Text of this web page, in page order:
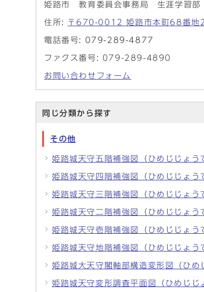
姫路市 教育委員会事務局 生涯学習
住所: 〒670-0012 姫路市本町68番地
電話番号: 079-289-4877
ファクス番号: 079-289-4890
お問い合わせフォーム
同じ分類から探す
その他
姫路城天守五階補強図（ひめじじょう
姫路城天守四階補強図（ひめじじょう
姫路城天守三階補強図（ひめじじょう
姫路城天守二階補強図（ひめじじょう
姫路城天守壱階補強図（ひめじじょう
姫路城天守地階補強図（ひめじじょう
姫路城大天守閣軸部構造変形図（ひめ
姫路城天守変形調査平面図（ひめじじ